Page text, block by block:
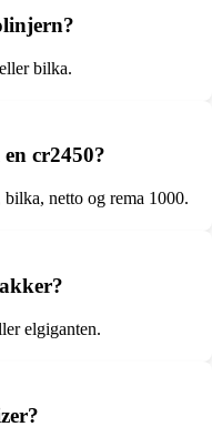
bilka.
cr2450?
netto og rema 1000.
elgiganten.